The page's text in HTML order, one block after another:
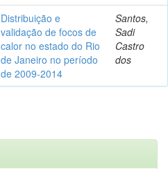
Distribuição e
validação de focos de
calor no estado do Rio
de Janeiro no período
de 2009-2014
Santos,
Sadi
Castro
dos